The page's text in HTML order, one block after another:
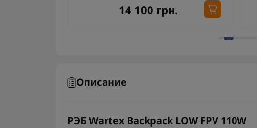
14 100 грн.
Описание
РЭБ Wartex Backpack LOW FPV 110W